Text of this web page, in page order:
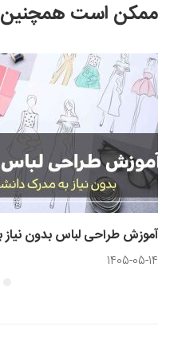
ممکن است همچنین
آموزش طراحی لباس بدون
1405-05-14